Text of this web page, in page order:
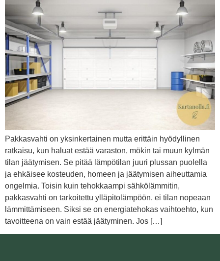
Pakkasvahti on yksinkertainen mutta erittäin hyödyllinen
ratkaisu, kun haluat estää varaston, mökin tai muun kylmän
tilan jäätymisen. Se pitää lämpötilan juuri plussan puolella
ja ehkäisee kosteuden, homeen ja jäätymisen aiheuttamia
ongelmia. Toisin kuin tehokkaampi sähkölämmitin,
pakkasvahti on tarkoitettu ylläpitolämpöön, ei tilan nopeaan
lämmittämiseen. Siksi se on energiatehokas vaihtoehto, kun
tavoitteena on vain estää jäätyminen. Jos […]